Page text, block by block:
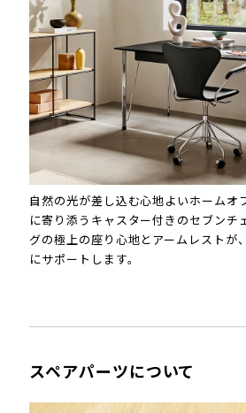
自然の光が差し込む心地よいホームオ
に寄り添うキャスター付きのセブンチ
グの極上の座り心地とアームレストが
にサポートします。
スペアパーツについて